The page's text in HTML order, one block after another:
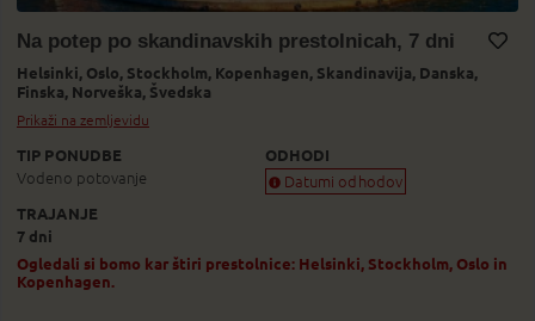
Na potep po skandinavskih prestolnicah, 7 dni
Dodaj v Moj izbor
Helsinki, Oslo, Stockholm, Kopenhagen, Skandinavija, Danska,
Finska, Norveška, Švedska
Prikaži na zemljevidu
TIP PONUDBE
Vodeno potovanje
ODHODI
Datumi odhodov
Zasedeno
TRAJANJE
7 dni
Ogledali si bomo kar štiri prestolnice: Helsinki, Stockholm, Oslo in
Kopenhagen.